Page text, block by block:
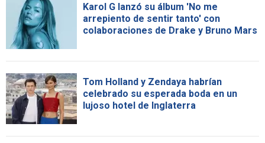
Karol G lanzó su álbum 'No me
arrepiento de sentir tanto' con
colaboraciones de Drake y Bruno Mars
Tom Holland y Zendaya habrían
celebrado su esperada boda en un
lujoso hotel de Inglaterra